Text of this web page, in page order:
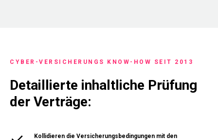
CYBER-VERSICHERUNGS KNOW-HOW SEIT 2013
Detaillierte inhaltliche Prüfung
der Verträge:
Kollidieren die Versicherungsbedingungen mit den